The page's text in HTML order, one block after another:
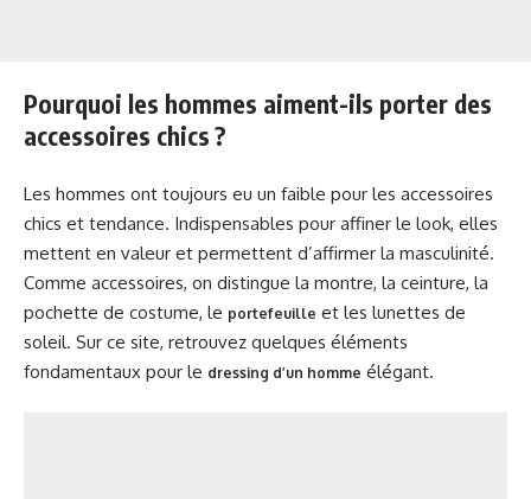
Pourquoi les hommes aiment-ils porter des
accessoires chics ?
Les hommes ont toujours eu un faible pour les accessoires
chics et tendance. Indispensables pour affiner le look, elles
mettent en valeur et permettent d’affirmer la masculinité.
Comme accessoires, on distingue la montre, la ceinture, la
pochette de costume, le portefeuille et les lunettes de
soleil. Sur ce site, retrouvez quelques éléments
fondamentaux pour le dressing d’un homme élégant.